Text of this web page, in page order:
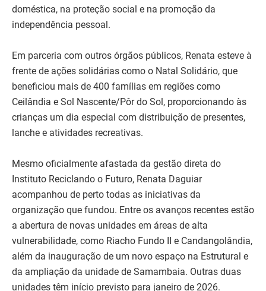
doméstica, na proteção social e na promoção da
independência pessoal.
Em parceria com outros órgãos públicos, Renata esteve à
frente de ações solidárias como o Natal Solidário, que
beneficiou mais de 400 famílias em regiões como
Ceilândia e Sol Nascente/Pôr do Sol, proporcionando às
crianças um dia especial com distribuição de presentes,
lanche e atividades recreativas.
Mesmo oficialmente afastada da gestão direta do
Instituto Reciclando o Futuro, Renata Daguiar
acompanhou de perto todas as iniciativas da
organização que fundou. Entre os avanços recentes estão
a abertura de novas unidades em áreas de alta
vulnerabilidade, como Riacho Fundo II e Candangolândia,
além da inauguração de um novo espaço na Estrutural e
da ampliação da unidade de Samambaia. Outras duas
unidades têm início previsto para janeiro de 2026.